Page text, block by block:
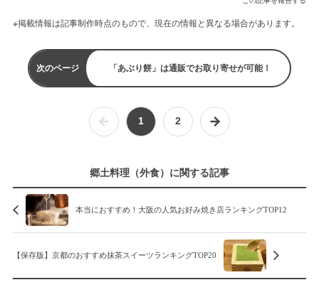
※掲載情報は記事制作時点のもので、現在の情報と異なる場合があります。
次のページ 「あぶり餅」は通販でお取り寄せが可能！
1 2
郷土料理（外食）に関する記事
本当におすすめ！大阪の人気お好み焼き店ランキングTOP12
【保存版】京都のおすすめ抹茶スイーツランキングTOP20